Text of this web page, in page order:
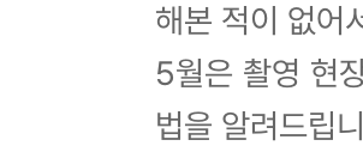
해본 적이 없어
5월은 촬영 현
법을 알려드립